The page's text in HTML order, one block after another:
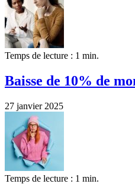
Temps de lecture : 1 min.
Baisse de 10% de
27 janvier 2025
Temps de lecture : 1 min.